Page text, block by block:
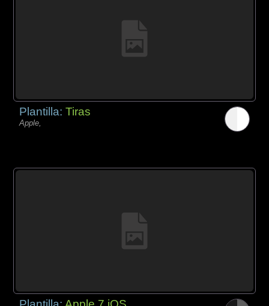
Plantilla:Tiras
Apple,